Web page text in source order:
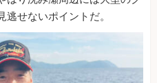
せないポイントだ。